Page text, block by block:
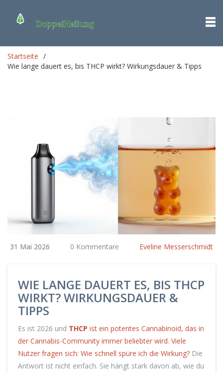
Startseite
Wie lange dauert es, bis THCP wirkt? Wirkungsdauer & Tipps
31 Mai 2026 0 Kommentare Eveline Messerschmidt
WIE LANGE DAUERT ES, BIS THCP
WIRKT? WIRKUNGSDAUER &
TIPPS
Es ist 2026 und THCP ist ein potentes Cannabinoid, das in
der Cannabis-Community immer beliebter wird. Viele
Nutzer fragen sich: Wie schnell spüre ich die Wirkung? Die
Antwort ist nicht einfach. Sie hängt stark davon ab, wie du